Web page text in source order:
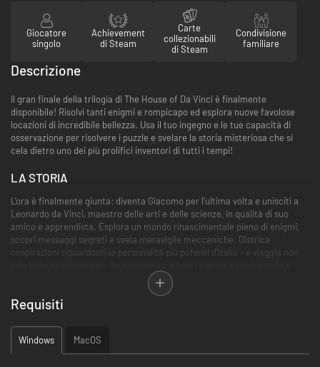
Giocatore
singolo
Achievement
di Steam
Carte
collezionabili
di Steam
Condivisione
familiare
Descrizione
Il gran finale della trilogia di The House of Da Vinci è finalmente
disponibile! Risolvi tanti enigmi e rompicapo ed esplora nuove favolose
locazioni di incredibile bellezza. Usa il tuo ingegno e le tue capacità di
osservazione per risolvere i puzzle e svelare la storia misteriosa che si
cela dietro uno dei più prolifici inventori di tutti i tempi!
LA STORIA
L'ora è finalmente giunta: diventa Giacomo per l'ultima volta e unisciti a
Leonardo da Vinci, maestro delle arti e delle scienze, in qualità di suo
amico e apprendista. Esplora un mondo rinascimentale pieno di enigmi,
scopri messaggi segreti e svela meraviglie meccaniche. Districa
cospirazioni riguardanti le personalità più potenti d'Italia - e viaggia non
nuovi. Diventa il centro di un piano che potrebbe cambiare il corso della
Usando il tuo ingegno e una mente acuta, riuscirai a prevalere.
CARATTERISTICHE PRINCIPALI
NUOVA AVVENTURA, NUOVI ENIGMI
Requisiti
Windows MacOS